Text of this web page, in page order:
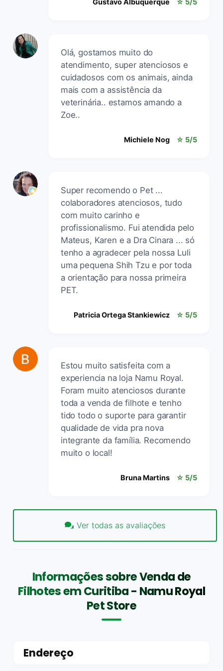
Olá, gostamos muito do
atendimento, super atenciosos e
cuidadosos com os animais, ainda
mais com a assistência da
veterinária.. estamos amando a
Zoe..
Michiele Nog ☆ 5/5
Super recomendo o Pet ...
colaboradores atenciosos, tudo
com muito carinho e
profissionalismo. Fui atendida pelo
Mateus, Karen e a Dra Cinara ... só
tenho a agradecer pela nossa Luli
uma pequena Shih Tzu e por toda
a orientação para nossa primeira
PET.
Patricia Ortega Stankiewicz ☆ 5/5
Estou muito satisfeita com a
experiencia na loja Namu Royal.
Foram muito atenciosos durante
toda a venda de filhote e tenho
tido todo o suporte para garantir
qualidade de vida pra nova
integrante da família. Recomendo
muito o local!
Bruna Martins ☆ 5/5
Ver todas as avaliações
Informações sobre Venda de
Filhotes em Curitiba - Namu Royal
Pet Store
Endereço